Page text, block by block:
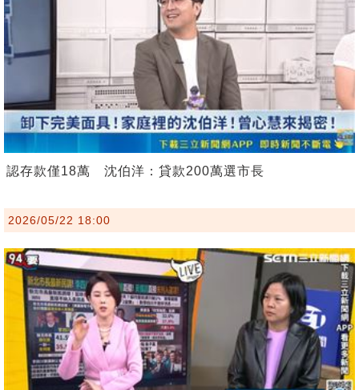
認存款僅18萬 沈伯洋：貸款200萬選市長
2026/05/22 18:00